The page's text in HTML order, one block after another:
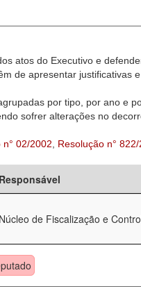
atos do Executivo e
de apresentar justificativas
por tipo, por ano e
sofrer alterações no
n° 02/2002 Resolução n° 822/
Responsável
Núcleo de Fiscalização e